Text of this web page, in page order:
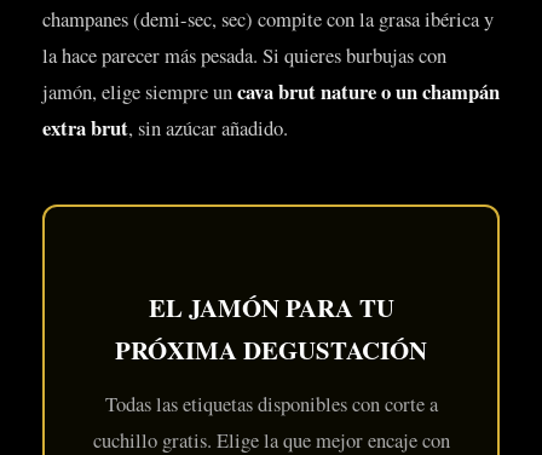
champanes (demi-sec, sec) compite con la grasa ibérica y
la hace parecer más pesada. Si quieres burbujas con
jamón, elige siempre uncava brut nature o un champán
extra brut, sin azúcar añadido.
EL JAMÓN PARA TU
PRÓXIMA DEGUSTACIÓN
Todas las etiquetas disponibles con corte a
cuchillo gratis. Elige la que mejor encaje con